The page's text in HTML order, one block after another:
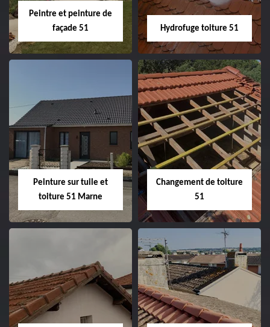
Peintre et peinture de
façade 51
Peintre et peinture
de façade 51
Hydrofuge toiture 51
Hydrofuge toiture
51
Peinture sur tuile et
toiture 51 Marne
Peinture sur tuile
et toiture 51
Marne
Changement de toiture
51
Changement de
toiture 51